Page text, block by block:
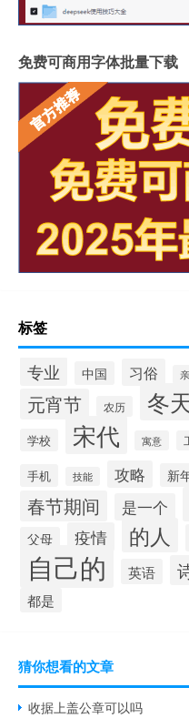
免费可商用字体批量下载
标签
专业 中国 习俗
元宵节 农历 冬
学校 宋代 寓意
手机 技能 攻略 新
春节期间 是一个
父母 疫情 的人
自己的 英语
都是
猜你想看的文章
收据上盖公章可以吗